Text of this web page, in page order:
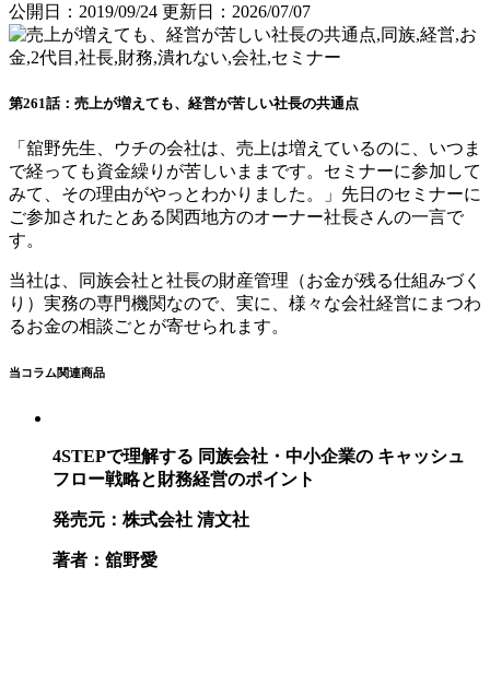
公開日：2019/09/24 更新日：2026/07/07
第261話： 売上が増えても、 経営が苦しい社長の共通点
「舘野先生、 ウチの会社は、売上は増えているのに、いつま
で経っても資金繰りが苦しいままです。セミナーに参加して
みて、その理由がやっとわかりました。
」 先日のセミナーに
ご参加されたとある関西地方のオーナー社長さんの一言で
す。
当社は、同族会社と社長の財産管理（お金が残る仕組みづく
り）実務の専門機関なので、実に、様々な会社経営にまつわ
るお金の相談ごとが寄せられます。
当コラム関連商品
4STEPで理解する 同族会社・中小企業の キャッシュ
フロー戦略と財務経営のポイント
発売元：株式会社 清文社
著者：舘野愛